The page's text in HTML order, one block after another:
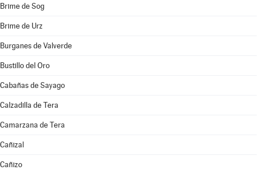
Brime de Sog
Brime de Urz
Burganes de Valverde
Bustillo del Oro
Cabañas de Sayago
Calzadilla de Tera
Camarzana de Tera
Cañizal
Cañizo